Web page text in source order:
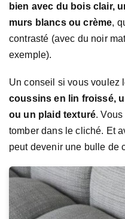
bien avec du bois clair,
murs blancs ou crème,
contrasté (avec du noir
exemple).
Un conseil si vous voulez
coussins en lin froissé,
ou un plaid texturé.
tomber dans le cliché. Et
peut devenir une bulle de